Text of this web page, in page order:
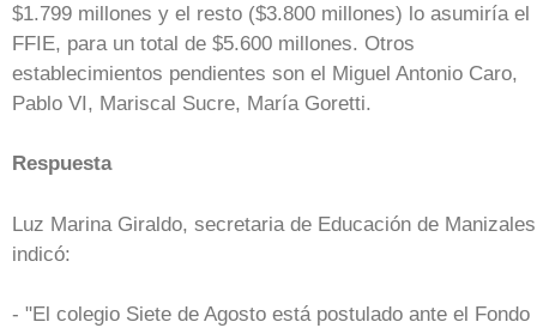
$1.799 millones y el resto ($3.800 millones) lo asumiría el
FFIE, para un total de $5.600 millones. Otros
establecimientos pendientes son el Miguel Antonio Caro,
Pablo VI, Mariscal Sucre, María Goretti.
Respuesta
Luz Marina Giraldo, secretaria de Educación de Manizales
indicó:
- "El colegio Siete de Agosto está postulado ante el Fondo